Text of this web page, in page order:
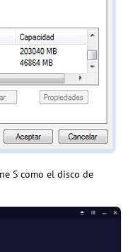
S como el disco de